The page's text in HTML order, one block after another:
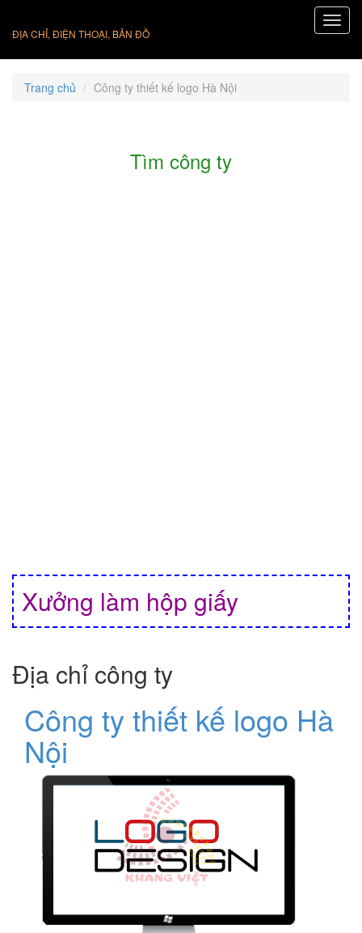
ĐỊA CHỈ, ĐIỆN THOẠI, BẢN ĐỒ
Trang chủ Công ty thiết kế logo Hà Nội
Tìm công ty
Xưởng làm hộp giấy
Địa chỉ công ty
Công ty thiết kế logo Hà
Nội